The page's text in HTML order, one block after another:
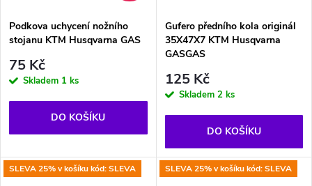
Podkova uchycení nožního
stojanu KTM Husqvarna GAS
75 Kč
Skladem 1 ks
DO KOŠÍKU
Gufero předního kola originál
35X47X7 KTM Husqvarna
GASGAS
125 Kč
Skladem 2 ks
DO KOŠÍKU
SLEVA 25% v košíku kód: SLEVA SLEVA 25% v košíku kód: SLEVA